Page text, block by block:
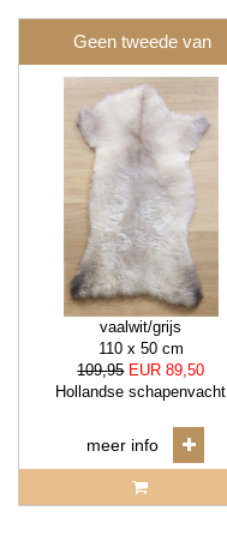
Geen tweede van
vaalwit/grijs
110 x 50 cm
109,95 EUR 89,50
Hollandse schapenvacht
meer info